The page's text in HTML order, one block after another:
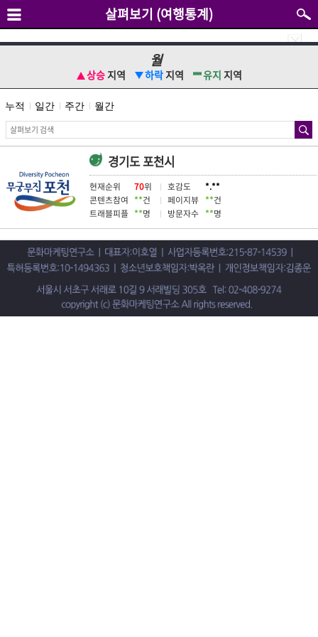
살펴보기 (여행통계)
월
상승 지역 하락 지역 유지 지역
누적 일간 주간 월간
경기도 포천시
현재순위 70위 호감도
*.**
콘텐츠참여 **건 페이지뷰 **건
트래블피플 **명 방문자수 **명